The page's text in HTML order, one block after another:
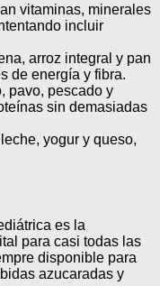
vitaminas, minerales
incluir
arroz integral y pan
de energía y fibra.
pavo, pescado y
sin demasiadas
yogur y queso,
es la
para casi todas las
disponible para
azucaradas y